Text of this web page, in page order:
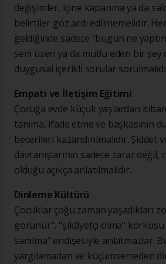
değişimler, içine kapanma ya da
belirtiler göz ardı edilmemelidir.
geldiğinde sadece "bugün ne
seni üzen ya da mutlu eden bir şey
duygusal içerikli sorular
Empati ve İletişim Eğitimi:
Çocuğa evde küçük yaşlardan
tanıma, ifade etme ve başkasının
becerileri kazandırılmalıdır. Şiddet
davranışlarının sadece zarar değil,
olduğu açıkça anlatılmalıdır.
Dinleme Kültürü:
Çocuklar çoğu zaman yaşadıkları
görünür", "şikâyetçi olma" korkusu
sanılma" endişesiyle anlatmazlar.
yargılamadan ve küçümsemeden